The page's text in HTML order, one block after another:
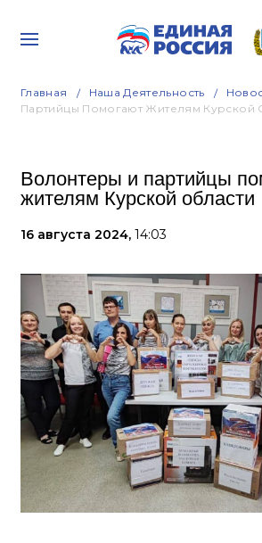
Главная Наша Деятельность
Партийцы Помогают Жителям Курской
Волонтеры и партийцы
жителям Курской области
16 августа 2024, 14:03